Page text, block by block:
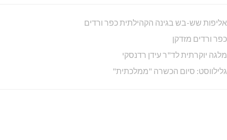
אליפות שש-בש בגינה הקהילתית כפר ורדים
כפר ורדים מזדקן
מלגה יוקרתית לד"ר עידן רדנסקי
גלילווסט: סיום הכשרה "ממלכתית"